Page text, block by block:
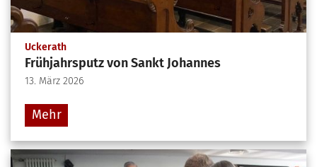
Uckerath:
Frühjahrsputz von Sankt Johannes
13. März 2026
Mehr